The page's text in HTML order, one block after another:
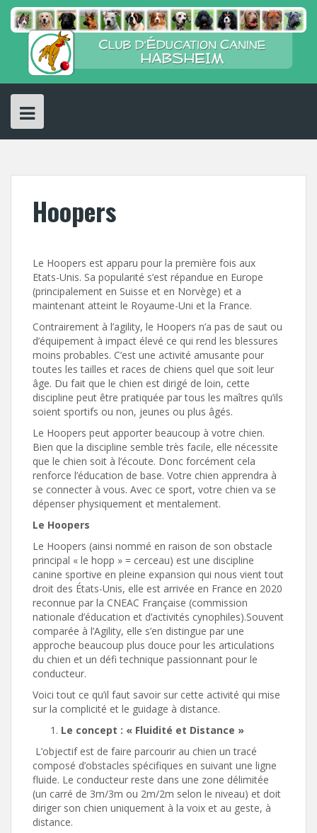
Skip
content
Hoopers
Le Hoopers est apparu pour la première fois aux
Etats-Unis. Sa popularité s’est répandue en Europe
(principalement en Suisse et en Norvège) et a
maintenant atteint le Royaume-Uni et la France.
Contrairement à l’agility, le Hoopers n’a pas de saut ou
d’équipement à impact élevé ce qui rend les blessures
moins probables. C’est une activité amusante pour
toutes les tailles et races de chiens quel que soit leur
âge. Du fait que le chien est dirigé de loin, cette
discipline peut être pratiquée par tous les maîtres qu’ils
soient sportifs ou non, jeunes ou plus âgés.
Le Hoopers peut apporter beaucoup à votre chien.
Bien que la discipline semble très facile, elle nécessite
que le chien soit à l’écoute. Donc forcément cela
renforce l’éducation de base. Votre chien apprendra à
se connecter à vous. Avec ce sport, votre chien va se
dépenser physiquement et mentalement.
Le Hoopers
Le Hoopers (ainsi nommé en raison de son obstacle
principal « le hopp » = cerceau) est une discipline
canine sportive en pleine expansion qui nous vient tout
droit des États-Unis, elle est arrivée en France en 2020
reconnue par la CNEAC Française (commission
nationale d’éducation et d’activités cynophiles).Souvent
comparée à l’Agility, elle s’en distingue par une
approche beaucoup plus douce pour les articulations
du chien et un défi technique passionnant pour le
conducteur.
Voici tout ce qu’il faut savoir sur cette activité qui mise
sur la complicité et le guidage à distance.
Le concept : « Fluidité et Distance »
L’objectif est de faire parcourir au chien un tracé
composé d’obstacles spécifiques en suivant une ligne
fluide. Le conducteur reste dans une zone délimitée
(un carré de 3m/3m ou 2m/2m selon le niveau) et doit
diriger son chien uniquement à la voix et au geste, à
distance.